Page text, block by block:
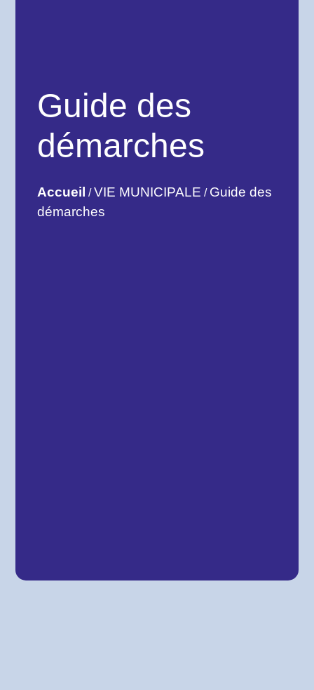
Guide des
démarches
Accueil /VIE MUNICIPALE / Guide des
démarches